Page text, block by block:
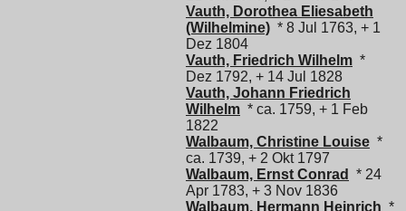
Vauth, Dorothea Eliesabeth
(Wilhelmine) * 8 Jul 1763, + 1
Dez 1804
Vauth, Friedrich Wilhelm *
Dez 1792, + 14 Jul 1828
Vauth, Johann Friedrich
Wilhelm * ca. 1759, + 1 Feb
1822
Walbaum, Christine Louise *
ca. 1739, + 2 Okt 1797
Walbaum, Ernst Conrad
* 24
Apr 1783, + 3 Nov 1836
Walbaum, Hermann Heinrich *